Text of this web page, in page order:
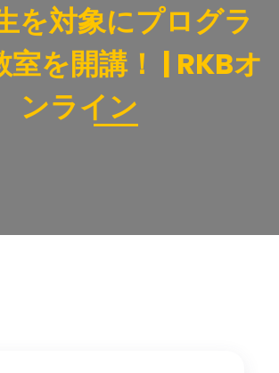
を対象にプログラ
室を開講！ | RKBオ
ンライン